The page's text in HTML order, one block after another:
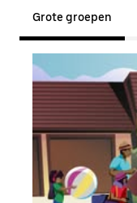
Grote groepen